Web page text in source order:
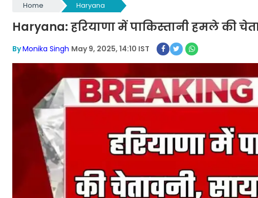
Home Haryana
Haryana: हरियाणा में पाकिस्तानी हमले की
ByMonika Singh May 9, 2025, 14:10 IST